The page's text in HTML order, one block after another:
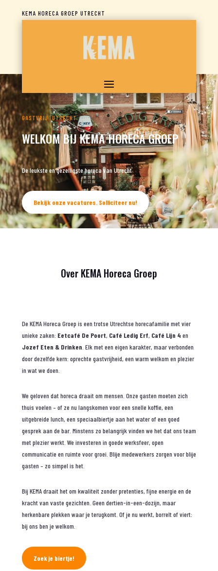
KEMA HORECA GROEP UTRECHT
GASTVRIJ. UTRECHT.
WELKOM BIJ KEMA HORECA GROEP
De leukste en gezelligste horeca van Utrecht
Bekijk onze vacatures. Solliciteer nu!
Over KEMA Horeca Groep
De KEMA Horeca Groep is een trotse Utrechtse horecafamilie met vier
unieke zaken: Eetcafé De Poort, Café Ledig Erf, Café Lijn 4 en
Jozef Eten & Drinken . Elk met een eigen karakter, maar verbonden
door dezelfde kern: oprechte gastvrijheid, een warm welkom en plezier
in wat we doen.
We geloven dat horeca draait om mensen. Onze gasten moeten zich
thuis voelen – of ze nu langskomen voor een snelle koffie, een
uitgebreide lunch, een speciaalbiertje aan het water of een goed
gesprek aan de bar. Minstens zo belangrijk vinden we het dat ons team
met plezier werkt. We investeren in goede werksfeer, open
communicatie en ruimte voor groei. Blije medewerkers zorgen voor blije
gasten – zo simpel is het.
Bij KEMA draait het om kwaliteit zonder pretenties, fijne energie en de
kracht van vaste gezichten. Geen dertien-in-een-dozijn, maar
herkenbare plekken waar je terugkomt. Of je nu werkt, borrelt of viert:
bij ons ben je welkom.
Zoek je biertje!